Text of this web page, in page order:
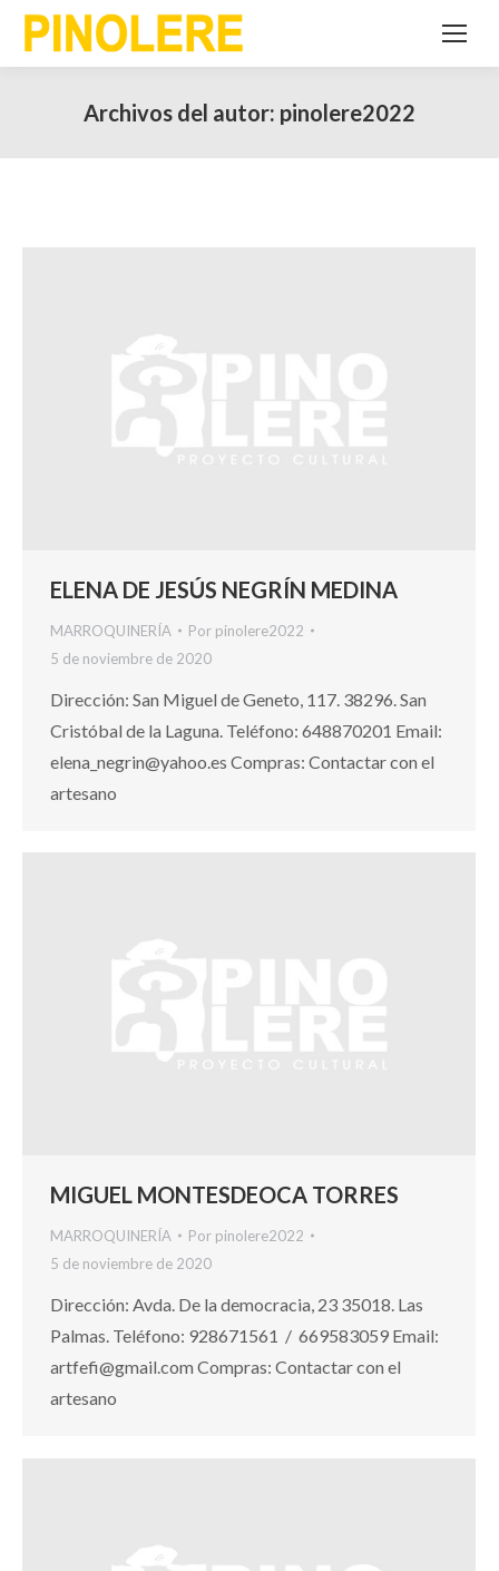
Archivos del autor: pinolere2022
ELENA DE JESÚS NEGRÍN MEDINA
MARROQUINERÍA Por pinolere2022
5 de noviembre de 2020
Dirección: San Miguel de Geneto, 117. 38296. San
Cristóbal de la Laguna. Teléfono: 648870201 Email:
elena_negrin@yahoo.es Compras: Contactar con el
artesano
MIGUEL MONTESDEOCA TORRES
MARROQUINERÍA Por pinolere2022
5 de noviembre de 2020
Dirección: Avda. De la democracia, 23 35018. Las
Palmas. Teléfono: 928671561 / 669583059 Email:
artfefi@gmail.com Compras: Contactar con el
artesano